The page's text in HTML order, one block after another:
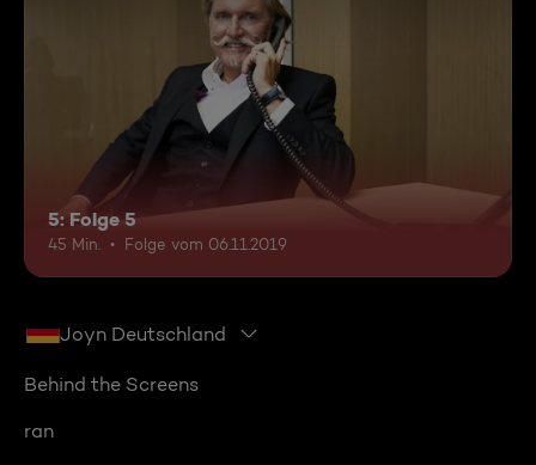
5: Folge 5
45 Min. Folge vom 06.11.2019
Joyn Deutschland
Behind the Screens
ran